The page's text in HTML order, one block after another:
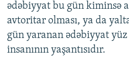
ədəbiyyat bu gün kiminsə
avtoritar olması, ya da
gün yaranan ədəbiyyat
insanının yaşantısıdır.